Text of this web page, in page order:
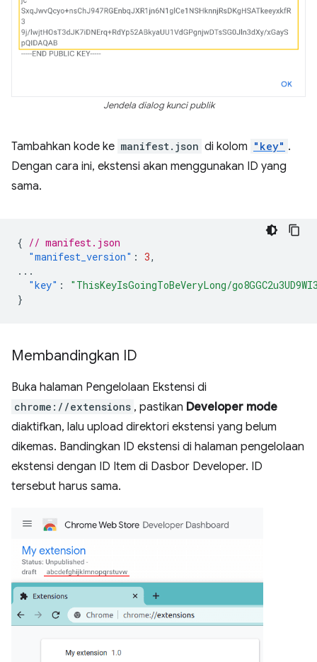
Jendela dialog kunci publik
Tambahkan kode ke manifest.json di kolom "key" .
Dengan cara ini, ekstensi akan menggunakan ID yang
sama.
{ // manifest.json
"manifest_version" : 3,
...
"key" :
"ThisKeyIsGoingToBeVeryLong/
}
Membandingkan ID
Buka halaman Pengelolaan Ekstensi di
chrome://extensions , pastikan Developer mode
diaktifkan, lalu upload direktori ekstensi yang belum
dikemas. Bandingkan ID ekstensi di halaman pengelolaan
ekstensi dengan ID Item di Dasbor Developer. ID
tersebut harus sama.